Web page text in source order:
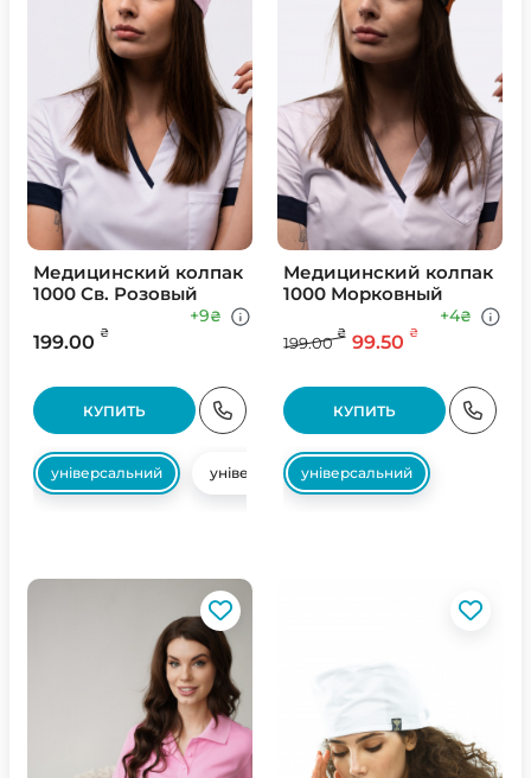
Медицинский колпак
1000 Св. Розовый
199.00 ₴
+9₴
КУПИТЬ
універсальний універсальний
Медицинский колпак
1000 Морковный
199.00
₴ 99.50 ₴
+4₴
КУПИТЬ
універсальний